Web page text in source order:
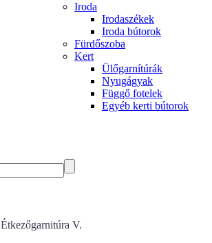
Iroda
Irodaszékek
Iroda bútorok
Fürdőszoba
Kert
Ülőgarnítúrák
Nyugágyak
Függő fotelek
Egyéb kerti bútorok
Étkezőgarnitúra V.